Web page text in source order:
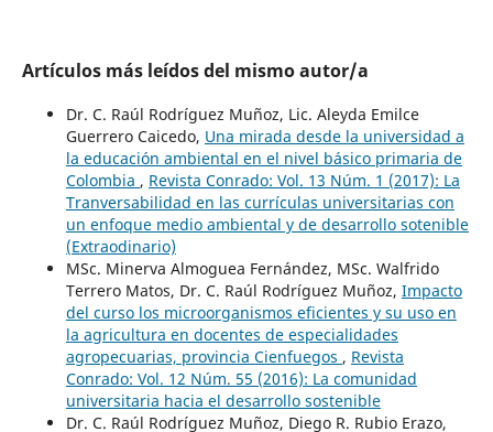
Artículos más leídos del mismo autor/a
Dr. C. Raúl Rodríguez Muñoz, Lic. Aleyda Emilce
Guerrero Caicedo, Una mirada desde la universidad a
la educación ambiental en el nivel básico primaria de
Colombia , Revista Conrado: Vol. 13 Núm. 1 (2017): La
Tranversabilidad en las currículas universitarias con
un enfoque medio ambiental y de desarrollo sotenible
(Extraodinario)
MSc. Minerva Almoguea Fernández, MSc. Walfrido
Terrero Matos, Dr. C. Raúl Rodríguez Muñoz, Impacto
del curso los microorganismos eficientes y su uso en
la agricultura en docentes de especialidades
agropecuarias, provincia Cienfuegos , Revista
Conrado: Vol. 12 Núm. 55 (2016): La comunidad
universitaria hacia el desarrollo sostenible
Dr. C. Raúl Rodríguez Muñoz, Diego R. Rubio Erazo,